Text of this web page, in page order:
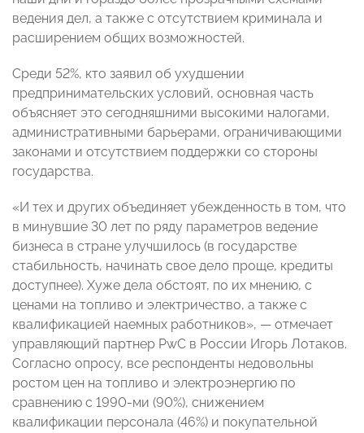
ведения дел, а также с отсутствием криминала и
расширением общих возможностей.
Среди 52%, кто заявил об ухудшении
предпринимательских условий, основная часть
объясняет это сегодняшними высокими налогами,
административными барьерами, ограничивающими
законами и отсутствием поддержки со стороны
государства.
«И тех и других объединяет убежденность в том, что
в минувшие 30 лет по ряду параметров ведение
бизнеса в стране улучшилось (в государстве
стабильность, начинать свое дело проще, кредиты
доступнее). Хуже дела обстоят, по их мнению, с
ценами на топливо и электричество, а также с
квалификацией наемных работников», — отмечает
управляющий партнер PwC в России Игорь Лотаков.
Согласно опросу, все респонденты недовольны
ростом цен на топливо и электроэнергию по
сравнению с 1990-ми (90%), снижением
квалификации персонала (46%) и покупательной